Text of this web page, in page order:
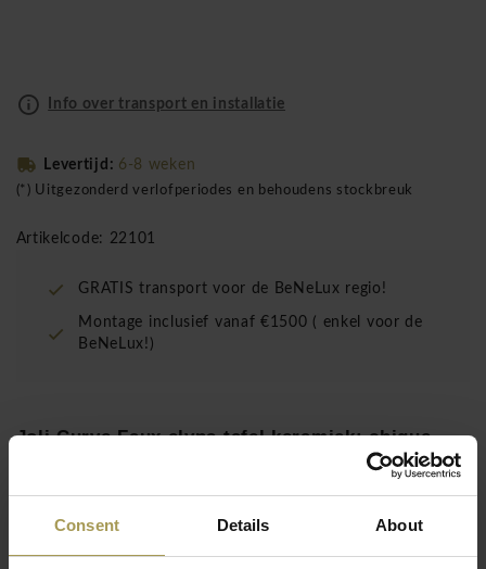
Consent Details About
Info over transport en installatie
Levertijd: 6-8 weken
(*) Uitgezonderd verlofperiodes en behoudens stockbreuk
Artikelcode: 22101
GRATIS transport voor de BeNeLux regio!
Montage inclusief vanaf €1500 ( enkel voor de
BeNeLux!)
Joli Curve Faux elyps tafel keramiek: chique,
tijdloos design ontmoet hedendaagse innovatie
en een vleugje landelijke stijl in deze prachtige
zorgt ervoor dat de tafelpoten niemand in de
weg zitten.